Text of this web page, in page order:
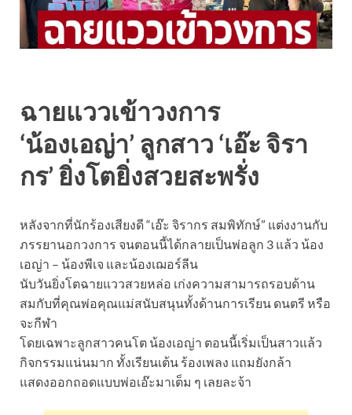
ฉายแววเข้าวงการ
‘น้องเอญ่า’ ลูกสาว ‘เอ๊ะ จิรา
กร’ ยิ่งโตยิ่งสวยสะพรั่ง
หลังจากที่นักร้องเสียงดี “เอ๊ะ จิรากร สมพิทักษ์” แต่งงานกับ
ภรรยานอกวงการ จนตอนนี้ได้กลายเป็นพ่อลูก 3 แล้ว น้อง
เอญ่า – น้องพีเจ และน้องเฌอร์ลีน
นับวันยิ่งโตฉายแววสวยหล่อ เก่งความสามารถรอบด้าน
สมกับที่คุณพ่อคุณแม่สนับสนุนทั้งด้านการเรียน ดนตรี หรือ
จะกีฬา
โดยเฉพาะลูกสาวคนโต น้องเอญ่า ตอนนี้เริ่มเป็นสาวแล้ว
กิจกรรมแน่นมาก ทั้งเรียนเต้น ร้องเพลง แถมยังกล้า
แสดงออกถอดแบบพ่อเอ๊ะมาเต็ม ๆ เลยละจ้า